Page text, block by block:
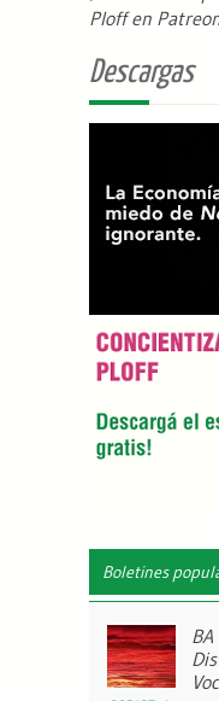
Ploff en
Descargas
Boletines